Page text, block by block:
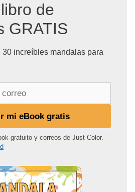
de
GRATIS
30 increíbles mandalas para
mi eBook gratis
gratuito y correos de Just Color.